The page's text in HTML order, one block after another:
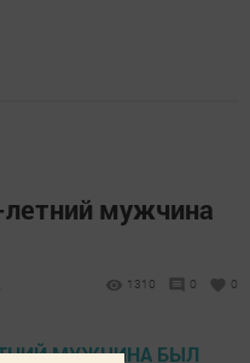
мужчина
1310 0 0